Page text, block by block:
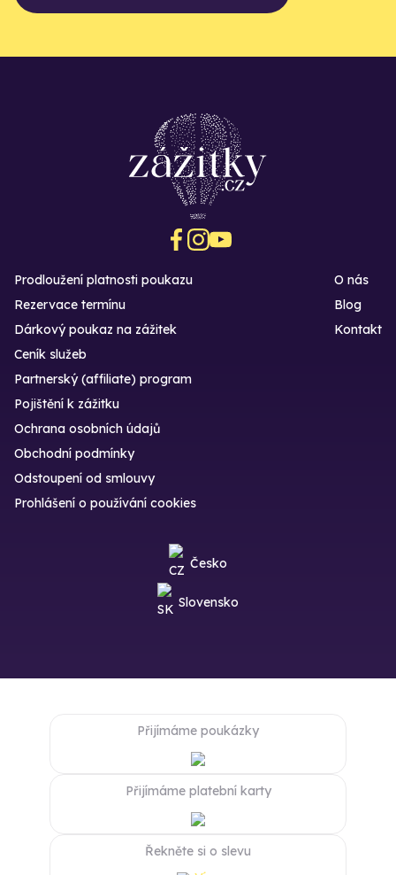
Prodloužení platnosti poukazu
Rezervace termínu
Dárkový poukaz na zážitek
O nás
Blog
Kontakt
Ceník služeb
Partnerský (affiliate) program
Pojištění k zážitku
Ochrana osobních údajů
Obchodní podmínky
Odstoupení od smlouvy
Prohlášení o používání cookies
Česko
Slovensko
Přijímáme poukázky
Přijímáme platební karty
Řekněte si o slevu